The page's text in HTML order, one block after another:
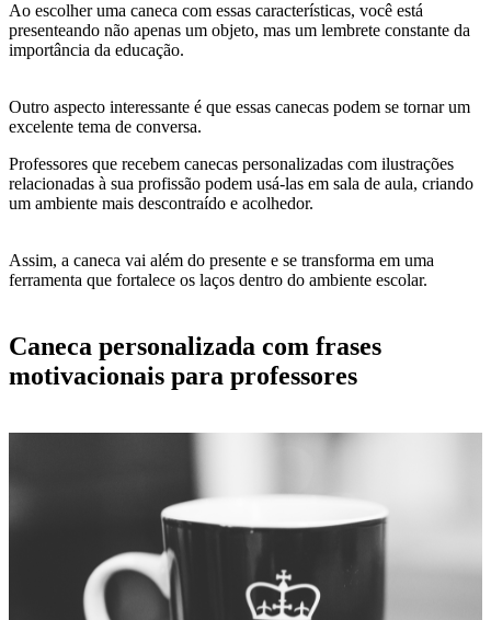
Ao escolher uma caneca com essas características, você está
presenteando não apenas um objeto, mas um lembrete constante da
importância da educação.
Outro aspecto interessante é que essas canecas podem se tornar um
excelente tema de conversa.
Professores que recebem canecas personalizadas com ilustrações
relacionadas à sua profissão podem usá-las em sala de aula, criando
um ambiente mais descontraído e acolhedor.
Assim, a caneca vai além do presente e se transforma em uma
ferramenta que fortalece os laços dentro do ambiente escolar.
Caneca personalizada com frases
motivacionais para professores